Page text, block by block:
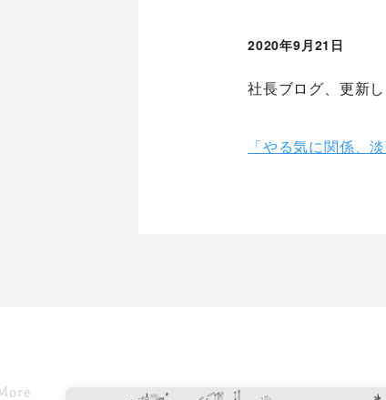
2020年9月21日
社長ブログ、更新し
「やる気に関係、
About Us